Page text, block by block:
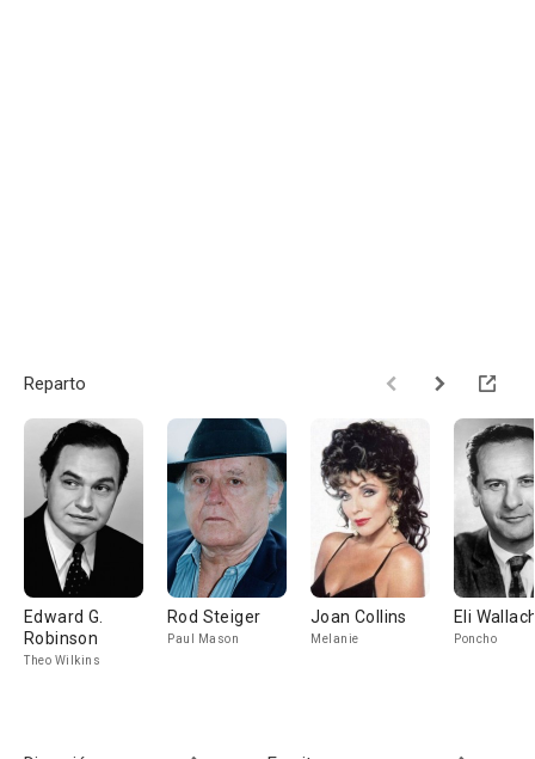
Reparto
Edward G.
Robinson
Theo Wilkins
Rod Steiger
Paul Mason
Joan Collins
Melanie
Eli
Poncho